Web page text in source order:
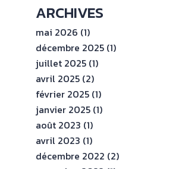
ARCHIVES
mai 2026 (1)
décembre 2025 (1)
juillet 2025 (1)
avril 2025 (2)
février 2025 (1)
janvier 2025 (1)
août 2023 (1)
avril 2023 (1)
décembre 2022 (2)